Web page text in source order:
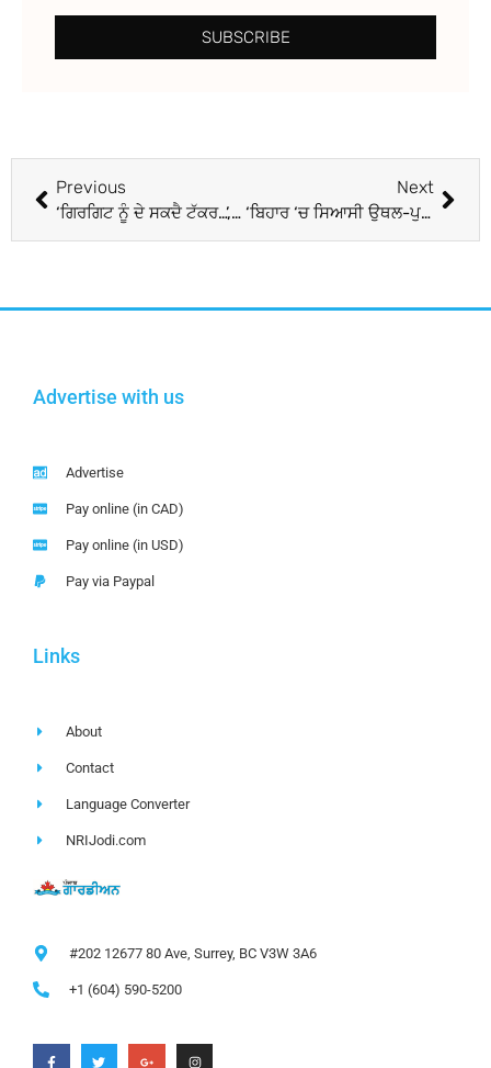
SUBSCRIBE
Previous
‘ਗਿਰਗਿਟ ਨੂੰ ਦੇ ਸਕਦੈ ਟੱਕਰ…’, ਨਿਤੀਸ਼ ਕੁਮਾਰ ਦੇ ਅਸਤੀਫ਼ੇ ਤੋਂ ਬਾਅਦ INDI Alliance ‘ਚ ਖ਼ਲਬਲੀ; ਕਾਂਗਰਸ ਨੇ ਦਿੱਤੀ ਪ੍ਰਤੀਕਿਰਿਆ
Next
‘ਬਿਹਾਰ ‘ਚ ਸਿਆਸੀ ਉਥਲ-ਪੁਥਲ ਲਈ ਅਖਿਲੇਸ਼ ਤੇ ਸੋਨੀਆ ਗਾਂਧੀ ਜ਼ਿੰਮੇਵਾਰ…’, ਓਪੀ ਰਾਜਭਰ ਨੇ ਨਿਤੀਸ਼ ਦੇ ਅਸਤੀਫ਼ੇ ਦਾ ਦੱਸਿਆ ਕਾਰਨ
Advertise with us
Advertise
Pay online (in CAD)
Pay online (in USD)
Pay via Paypal
Links
About
Contact
Language Converter
NRIJodi.com
#202 12677 80 Ave, Surrey, BC V3W 3A6
+1 (604) 590-5200